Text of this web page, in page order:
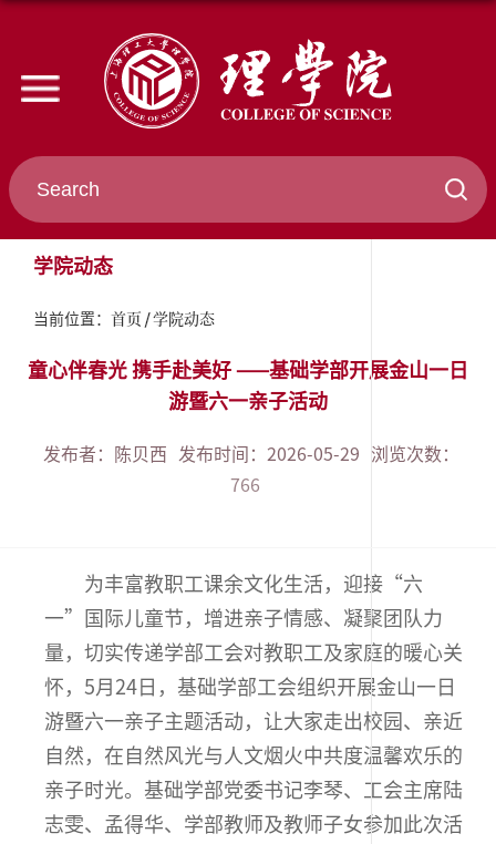
学院动态
当前位置： 首页 学院动态
童心伴春光 携手赴美好 ——基础学部开展金山一日
游暨六一亲子活动
发布者：陈贝西 发布时间：2026-05-29
浏览次数：
766
为丰富教职工课余文化生活，迎接“六
一”国际儿童节，增进亲子情感、凝聚团队力
量，切实传递学部工会对教职工及家庭的暖心关
怀，5月24日，基础学部工会组织开展金山一日
游暨六一亲子主题活动，让大家走出校园、亲近
自然，在自然风光与人文烟火中共度温馨欢乐的
亲子时光。基础学部党委书记李琴、工会主席陆
志雯、孟得华、学部教师及教师子女参加此次活